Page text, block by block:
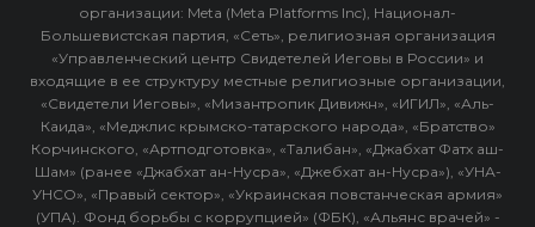
организации: Meta (Meta Platforms Inc), Национал-
Большевистская партия, «Сеть», религиозная организация
«Управленческий центр Свидетелей Иеговы в России» и
входящие в ее структуру местные религиозные организации,
«Свидетели Иеговы», «Мизантропик Дивижн», «ИГИЛ», «Аль-
Каида», «Меджлис крымско-татарского народа», «Братство»
Корчинского, «Артподготовка», «Талибан», «Джабхат Фатх аш-
Шам» (ранее «Джабхат ан-Нусра», «Джебхат ан-Нусра»), «УНА-
УНСО», «Правый сектор», «Украинская повстанческая армия»
(УПА). Фонд борьбы с коррупцией» (ФБК), «Альянс врачей» -